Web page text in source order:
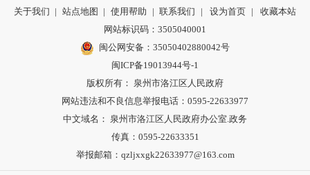
关于我们 | 站点地图 | 使用帮助 | 联系我们 | 设为首页 |
收藏本站
网站标识码：3505040001
闽公网安备：35050402880042号
闽ICP备19013944号-1
版权所有： 泉州市洛江区人民政府
网站违法和不良信息举报电话：0595-22633977
中文域名： 泉州市洛江区人民政府办公室.政务
传真：0595-22633351
举报邮箱：qzljxxgk22633977@163.com